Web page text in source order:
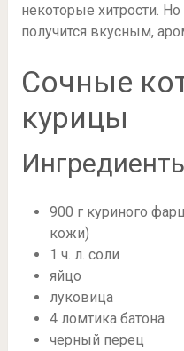
некоторые хитрости. Но
получится вкусным,
Сочные
курицы
900 г куриного
кожи)
1 ч. л. соли
яйцо
луковица
4 ломтика батона
черный перец